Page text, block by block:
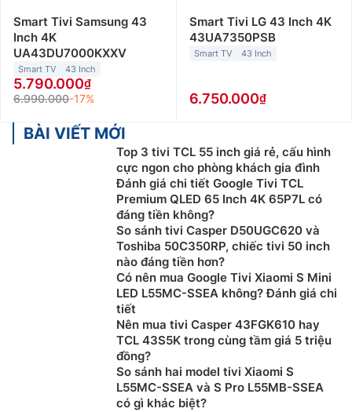
Smart Tivi Samsung 43
Inch 4K
UA43DU7000KXXV
Smart TV 43 Inch
5.790.000
6.990.000-17%
Smart Tivi LG 43 Inch 4K
43UA7350PSB
Smart TV 43 Inch
6.750.000
BÀI VIẾT MỚI
Top 3 tivi TCL 55 inch giá rẻ, cấu hình
cực ngon cho phòng khách gia đình
Đánh giá chi tiết Google Tivi TCL
Premium QLED 65 Inch 4K 65P7L có
đáng tiền không?
So sánh tivi Casper D50UGC620 và
Toshiba 50C350RP, chiếc tivi 50 inch
nào đáng tiền hơn?
Có nên mua Google Tivi Xiaomi S Mini
LED L55MC-SSEA không? Đánh giá chi
tiết
Nên mua tivi Casper 43FGK610 hay
TCL 43S5K trong cùng tầm giá 5 triệu
đồng?
So sánh hai model tivi Xiaomi S
L55MC-SSEA và S Pro L55MB-SSEA
có gì khác biệt?